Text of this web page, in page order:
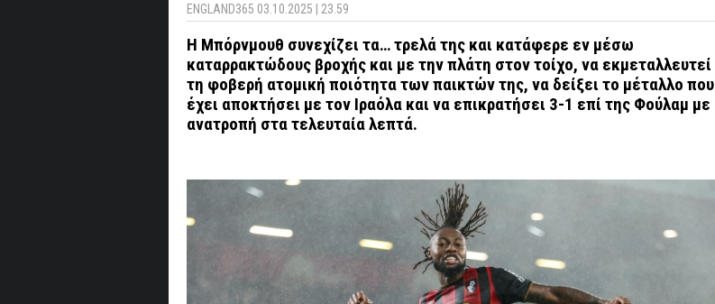
ENGLAND365 03.10.2025 | 23.59
Η Μπόρνμουθ συνεχίζει τα… τρελά της και κατάφερε εν μέσω
καταρρακτώδους βροχής και με την πλάτη στον τοίχο, να εκμεταλλευτεί
τη φοβερή ατομική ποιότητα των παικτών της, να δείξει το μέταλλο που
έχει αποκτήσει με τον Ιραόλα και να επικρατήσει 3-1 επί της Φούλαμ με
ανατροπή στα τελευταία λεπτά.